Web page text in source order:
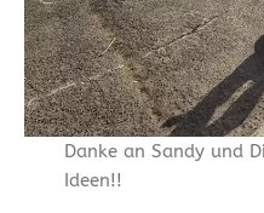
Danke an Sandy und
Ideen!!